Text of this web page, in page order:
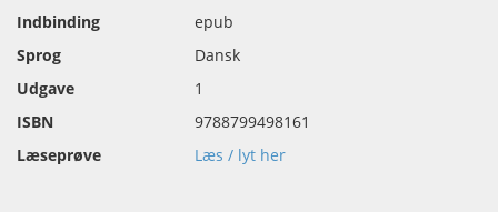
Indbinding
epub
Sprog
Dansk
Udgave
1
ISBN
9788799498161
Læseprøve
Læs / lyt her